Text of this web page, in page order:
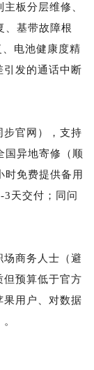
板分层维修、
、基带故障根
电池健康度精
引发的通话中断
步官网），支持
国异地寄修（顺
时免费提供备用
3天交付；同问
商务人士（避
但预算低于官方
果用户、对数据